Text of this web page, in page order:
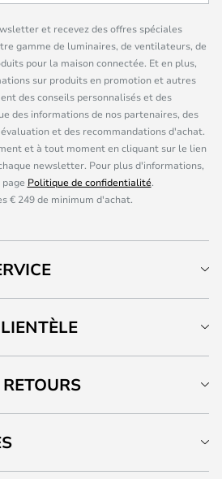
et recevez des offres spéciales
gamme de luminaires, de ventilateurs, de
pour la maison connectée. Et en plus,
sur produits en promotion et autres
des conseils personnalisés et des
des informations de nos partenaires, des
et des recommandations d'achat.
et à tout moment en cliquant sur le lien
newsletter. Pour plus d'informations,
Politique de confidentialité.
€ 249 de minimum d'achat.